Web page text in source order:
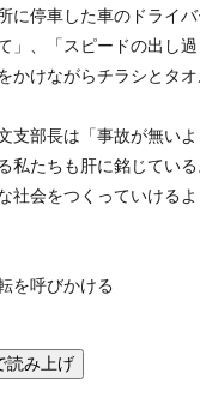
に停車した車のドライ
」、「スピードの出し
かけながらチラシとタ
支部長は「事故が無い
私たちも肝に銘じてい
社会をつくっていける
を呼びかける